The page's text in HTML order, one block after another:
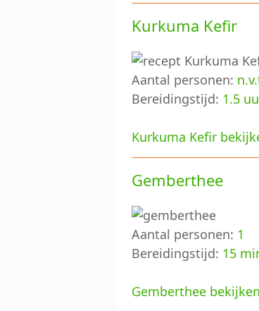
Kurkuma Kefir
Aantal personen:
Bereidingstijd: 1.5
Kurkuma Kefir
Gemberthee
Aantal personen: 1
Bereidingstijd: 15
Gemberthee